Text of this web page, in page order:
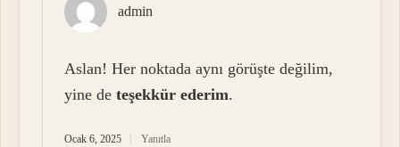
admin
Aslan! Her noktada aynı görüşte değilim,
yine deteşekkür ederim.
Ocak 6, 2025 Yanıtla